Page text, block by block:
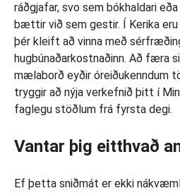
ráðgjafar, svo sem bókhaldari
bættir við sem gestir. Í Kerika
þér kleift að vinna með
hugbúnaðarkostnaðinn. Að færa
mælaborð eyðir óreiðukenndum
tryggir að nýja verkefnið þitt í
faglegu stöðlum frá fyrsta degi.
Vantar þig eitthvað
Ef þetta sniðmát er ekki